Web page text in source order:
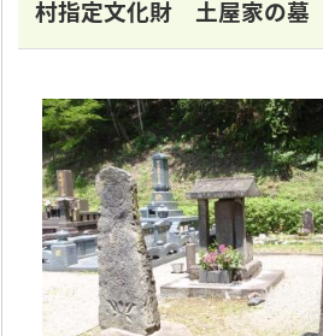
村指定文化財 土屋家の墓